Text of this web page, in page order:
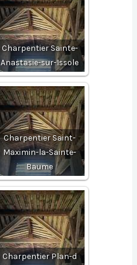
Charpentier Sainte-
Anastasie-sur-Issole
Charpentier Saint-
Maximin-la-Sainte-
Baume
Charpentier Plan-d